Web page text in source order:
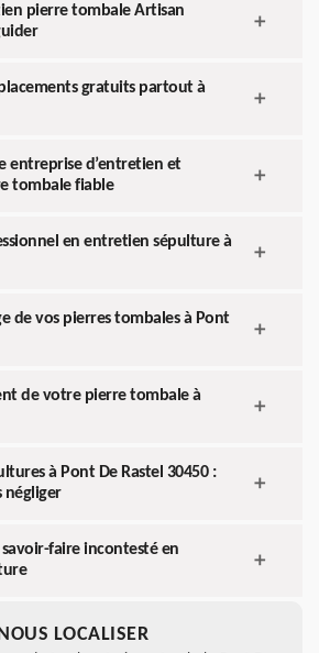
pierre tombale Artisan
gratuits partout à
entreprise d’entretien et
tombale fiable
en entretien sépulture à
de vos pierres tombales à Pont
de votre pierre tombale à
à Pont De Rastel 30450 :
négliger
faire incontesté en
LOCALISER